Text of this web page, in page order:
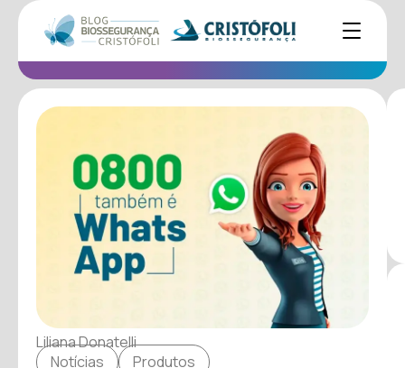
Liliana Donatelli
Notícias
Produtos